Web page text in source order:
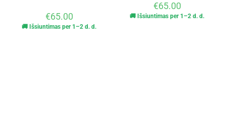
€65.00
🚚 Išsiuntimas per 1–2 d. d.
€65.00
🚚 Išsiuntimas per 1–2 d. d.